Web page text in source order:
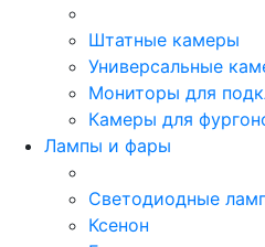
Штатные камеры
Универсальные
Мониторы для
Камеры для
Лампы и фары
Светодиодные
Ксенон